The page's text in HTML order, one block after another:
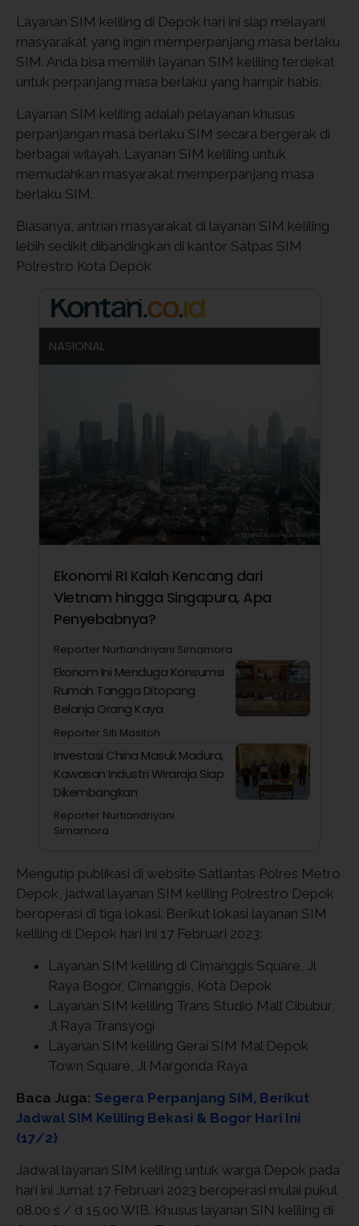
Layanan SIM keliling di Depok hari ini siap melayani
masyarakat yang ingin memperpanjang masa berlaku
SIM. Anda bisa memilih layanan SIM keliling terdekat
untuk perpanjang masa berlaku yang hampir habis.
Layanan SIM keliling adalah pelayanan khusus
perpanjangan masa berlaku SIM secara bergerak di
berbagai wilayah. Layanan SIM keliling untuk
memudahkan masyarakat memperpanjang masa
berlaku SIM.
Biasanya, antrian masyarakat di layanan SIM keliling
lebih sedikit dibandingkan di kantor Satpas SIM
Polrestro Kota Depok
NASIONAL
Ekonomi RI Kalah Kencang dari
Vietnam hingga Singapura, Apa
Penyebabnya?
Reporter Nurtiandriyani Simamora
Ekonom Ini Menduga Konsumsi
Rumah Tangga Ditopang
Belanja Orang Kaya
Reporter Siti Masitoh
Investasi China Masuk Madura,
Kawasan Industri Wiraraja Siap
Dikembangkan
Reporter Nurtiandriyani
Simamora
Mengutip publikasi di website Satlantas Polres Metro
Depok, jadwal layanan SIM keliling Polrestro Depok
beroperasi di tiga lokasi. Berikut lokasi layanan SIM
keliling di Depok hari ini 17 Februari 2023:
Layanan SIM keliling di Cimanggis Square, Jl
Raya Bogor, Cimanggis, Kota Depok
Layanan SIM keliling Trans Studio Mall Cibubur,
Jl Raya Transyogi
Layanan SIM keliling Gerai SIM Mal Depok
Town Square, Jl Margonda Raya
Baca Juga: Segera Perpanjang SIM, Berikut
Jadwal SIM Keliling Bekasi & Bogor Hari Ini
(17/2)
Jadwal layanan SIM keliling untuk warga Depok pada
hari ini Jumat 17 Februari 2023 beroperasi mulai pukul
08.00 s / d 15.00 WIB. Khusus layanan SIN keliling di